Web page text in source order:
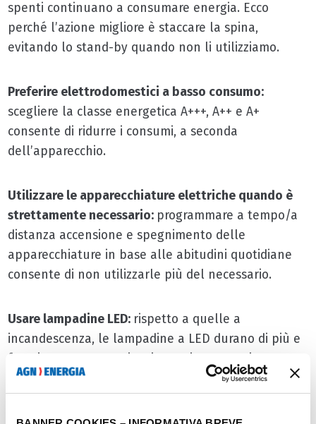
spenti continuano a consumare energia. Ecco
perché l’azione migliore è staccare la spina,
evitando lo stand-by quando non li utilizziamo.
Preferire elettrodomestici a basso consumo:
scegliere la classe energetica A+++, A++ e A+
consente di ridurre i consumi, a seconda
dell’apparecchio.
Utilizzare le apparecchiature elettriche quando è
strettamente necessario: programmare a tempo/a
distanza accensione e spegnimento delle
apparecchiature in base alle abitudini quotidiane
consente di non utilizzarle più del necessario.
Usare lampadine LED: rispetto a quelle a
incandescenza, le lampadine a LED durano di più e
favoriscono un maggior risparmio energetico.